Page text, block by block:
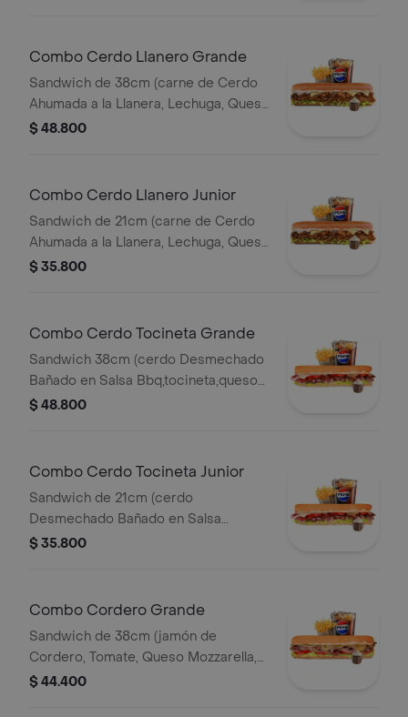
Combo Cerdo Llanero Grande
Sandwich de 38cm (carne de Cerdo
Ahumada a la Llanera, Lechuga, Queso
Mozzarella y Salsa de Ajo) Papa
$ 48.800
Combo Cerdo Llanero Junior
Sandwich de 21cm (carne de Cerdo
Ahumada a la Llanera, Lechuga, Queso
Mozzarella y Salsa de Ajo) Papa
$ 35.800
Combo Cerdo Tocineta Grande
Sandwich 38cm (cerdo Desmechado
Bañado en Salsa Bbq,tocineta,queso
Mozzarella,tomate,lechuga y Salsa de
$ 48.800
Combo Cerdo Tocineta Junior
Sandwich de 21cm (cerdo
Desmechado Bañado en Salsa
Bbq,tocineta,queso
$ 35.800
Combo Cordero Grande
Sandwich de 38cm (jamón de
Cordero, Tomate, Queso Mozzarella,
Lechuga y Salsa de Ajo) Papa
$ 44.400